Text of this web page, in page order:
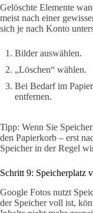
Gelöschte Elemente
meist nach einer
sich je nach Konto
Bilder auswählen.
„Löschen“ wählen.
Bei Bedarf im
entfernen.
Tipp: Wenn Sie
den Papierkorb – erst
Speicher in der Regel
Schritt 9: Speicherplatz
Google Fotos nutzt
der Speicher voll ist,